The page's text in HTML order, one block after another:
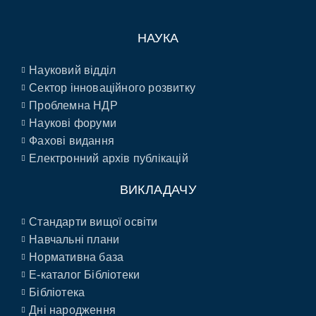
НАУКА
Науковий відділ
Сектор інноваційного розвитку
Проблемна НДР
Наукові форуми
Фахові видання
Електронний архів публікацій
ВИКЛАДАЧУ
Стандарти вищої освіти
Навчальні плани
Нормативна база
E-каталог Бібліотеки
Бібліотека
Дні народження